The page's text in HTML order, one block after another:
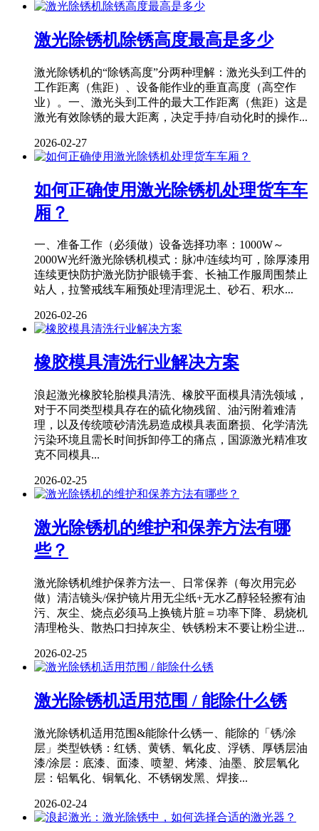
激光除锈机除锈高度最高是多少
激光除锈机的“除锈高度”分两种理解：激光头到工件的
工作距离（焦距）、设备能作业的垂直高度（高空作
业）。一、激光头到工件的最大工作距离（焦距）这是
激光有效除锈的最大距离，决定手持/自动化时的操作...
2026-02-27
如何正确使用激光除锈机处理货车车
厢？
一、准备工作（必须做）设备选择功率：1000W～
2000W光纤激光除锈机模式：脉冲/连续均可，除厚漆用
连续更快防护激光防护眼镜手套、长袖工作服周围禁止
站人，拉警戒线车厢预处理清理泥土、砂石、积水...
2026-02-26
橡胶模具清洗行业解决方案
浪起激光橡胶轮胎模具清洗、橡胶平面模具清洗领域，
对于不同类型模具存在的硫化物残留、油污附着难清
理，以及传统喷砂清洗易造成模具表面磨损、化学清洗
污染环境且需长时间拆卸停工的痛点，国源激光精准攻
克不同模具...
2026-02-25
激光除锈机的维护和保养方法有哪
些？
激光除锈机维护保养方法一、日常保养（每次用完必
做）清洁镜头/保护镜片用无尘纸+无水乙醇轻轻擦有油
污、灰尘、烧点必须马上换镜片脏＝功率下降、易烧机
清理枪头、散热口扫掉灰尘、铁锈粉末不要让粉尘进...
2026-02-25
激光除锈机适用范围 / 能除什么锈
激光除锈机适用范围&能除什么锈一、能除的「锈/涂
层」类型铁锈：红锈、黄锈、氧化皮、浮锈、厚锈层油
漆/涂层：底漆、面漆、喷塑、烤漆、油墨、胶层氧化
层：铝氧化、铜氧化、不锈钢发黑、焊接...
2026-02-24